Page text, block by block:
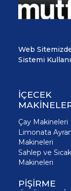
Web
Sistemi
İÇECEK
Çay Makineleri
Limonata
Makineleri
Sahlep ve
Makineleri
PİŞİRME